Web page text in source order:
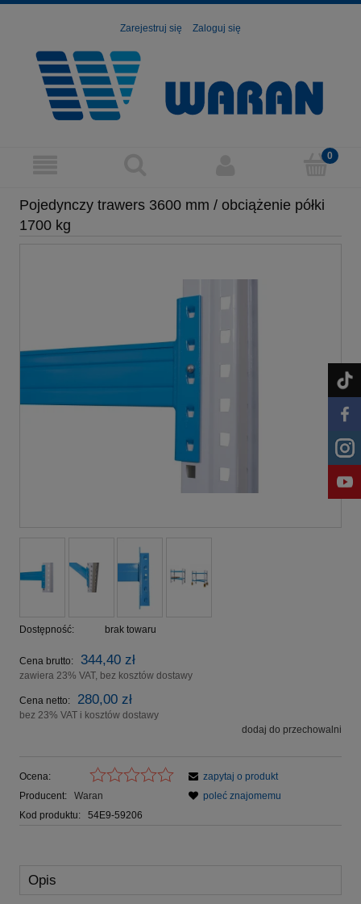
Zarejestruj się Zaloguj się
Pojedynczy trawers 3600 mm / obciążenie półki
1700 kg
Dostępność: brak towaru
Cena brutto: 344,40 zł
zawiera 23% VAT, bez kosztów dostawy
Cena netto: 280,00 zł
bez 23% VAT i kosztów dostawy
dodaj do przechowalni
Ocena:
Producent:
Waran
Kod produktu:
54E9-59206
zapytaj o produkt
poleć znajomemu
Opis